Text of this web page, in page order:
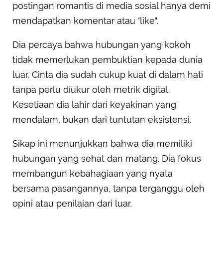
postingan romantis di media sosial hanya demi
mendapatkan komentar atau "like".
Dia percaya bahwa hubungan yang kokoh
tidak memerlukan pembuktian kepada dunia
luar. Cinta dia sudah cukup kuat di dalam hati
tanpa perlu diukur oleh metrik digital.
Kesetiaan dia lahir dari keyakinan yang
mendalam, bukan dari tuntutan eksistensi.
Sikap ini menunjukkan bahwa dia memiliki
hubungan yang sehat dan matang. Dia fokus
membangun kebahagiaan yang nyata
bersama pasangannya, tanpa terganggu oleh
opini atau penilaian dari luar.